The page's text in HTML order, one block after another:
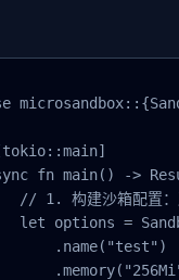
fn main() ->
// 1. 构建沙箱配置
let options =
.name("test")